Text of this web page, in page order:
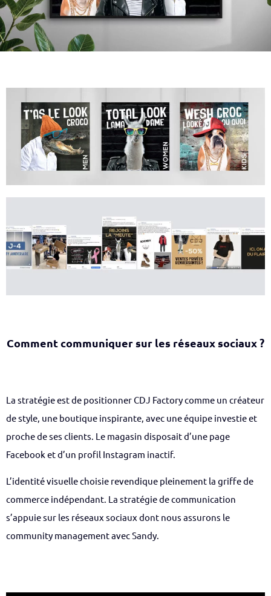
Comment communiquer sur les réseaux sociaux ?
La stratégie est de positionner CDJ Factory comme un créateur
de style, une boutique inspirante, avec une équipe investie et
proche de ses clients. Le magasin disposait d’une page
Facebook et d’un profil Instagram inactif.
L’identité visuelle choisie revendique pleinement la griffe de
commerce indépendant. La stratégie de communication
s’appuie sur les réseaux sociaux dont nous assurons le
community management avec Sandy.